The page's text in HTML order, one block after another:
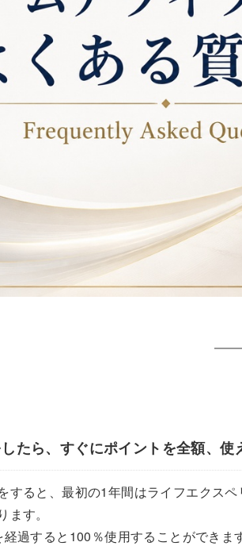
たら、すぐにポイントを全額、使
すると、最初の1年間はライフエクス
ます。
経過すると100％使用することができま